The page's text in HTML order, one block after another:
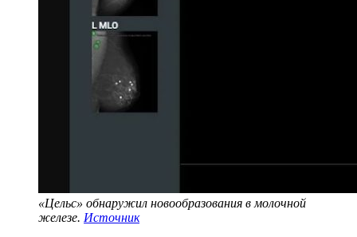
«Цельс» обнаружил новообразования в молочной
железе. Источник